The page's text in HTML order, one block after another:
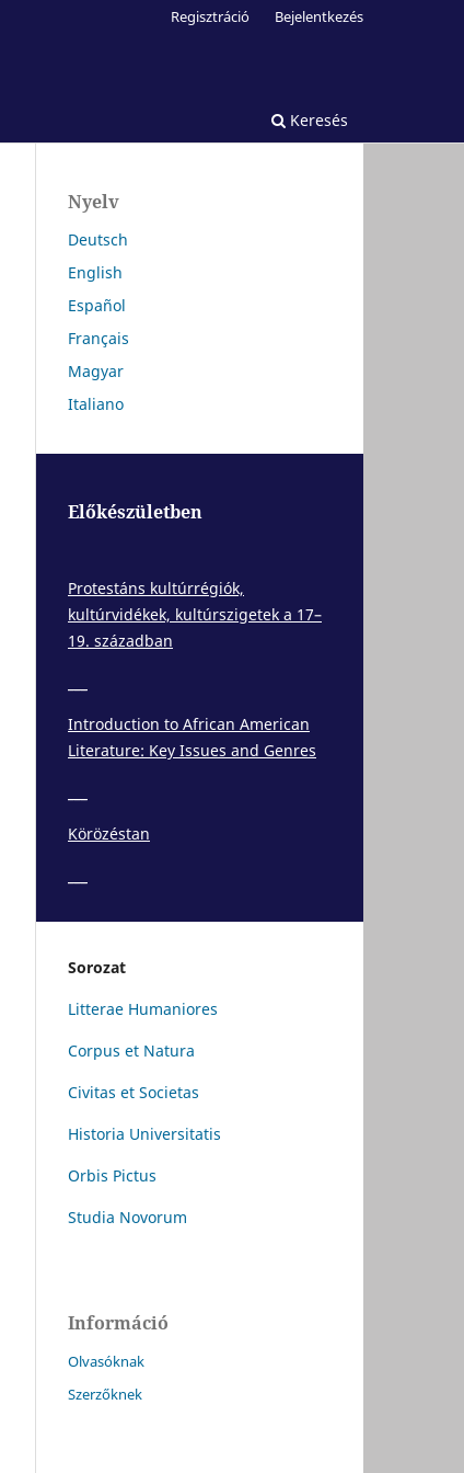
Keresés
Regisztráció Bejelentkezés
Nyelv
Deutsch
English
Español
Français
Magyar
Italiano
Előkészületben
Protestáns kultúrrégiók,
kultúrvidékek, kultúrszigetek a 17–
19. században
Introduction to African American
Literature: Key Issues and Genres
Körözéstan
Sorozat
Litterae Humaniores
Corpus et Natura
Civitas et Societas
Historia Universitatis
Orbis Pictus
Studia Novorum
Információ
Olvasóknak
Szerzőknek